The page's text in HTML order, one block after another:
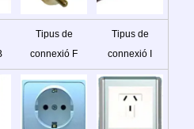
Tipus de
connexió F
Tipus de
connexió I